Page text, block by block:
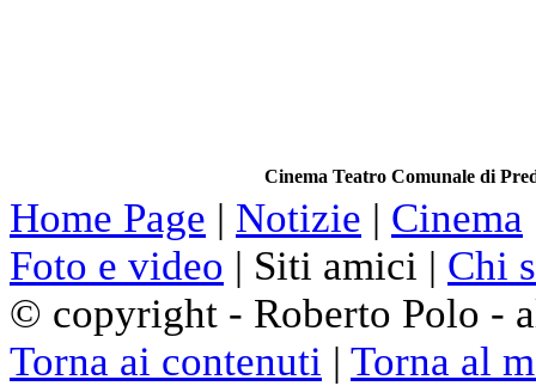
Cinema Teatro Comunale di
Home Page | Notizie | Cinema
Foto e video | Siti amici | Chi
© copyright - Roberto Polo -
Torna ai contenuti | Torna al